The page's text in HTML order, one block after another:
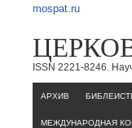
mospat.ru
ISSN 2221-8246.
AРХИВ
МЕЖДУНАРОДНАЯ